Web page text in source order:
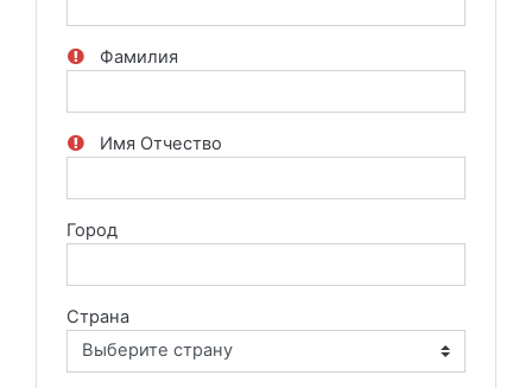
Фамилия
Имя Отчество
Город
Страна